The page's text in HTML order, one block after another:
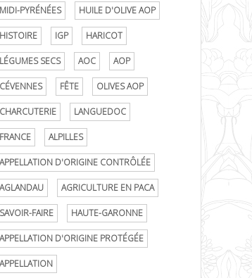
MIDI-PYRÉNÉES HUILE D'OLIVE AOP
HISTOIRE IGP HARICOT
LÉGUMES SECS AOC AOP
CÉVENNES FÊTE OLIVES AOP
CHARCUTERIE LANGUEDOC
FRANCE ALPILLES
APPELLATION D'ORIGINE CONTRÔLÉE
AGLANDAU AGRICULTURE EN PACA
SAVOIR-FAIRE HAUTE-GARONNE
APPELLATION D'ORIGINE PROTÉGÉE
APPELLATION